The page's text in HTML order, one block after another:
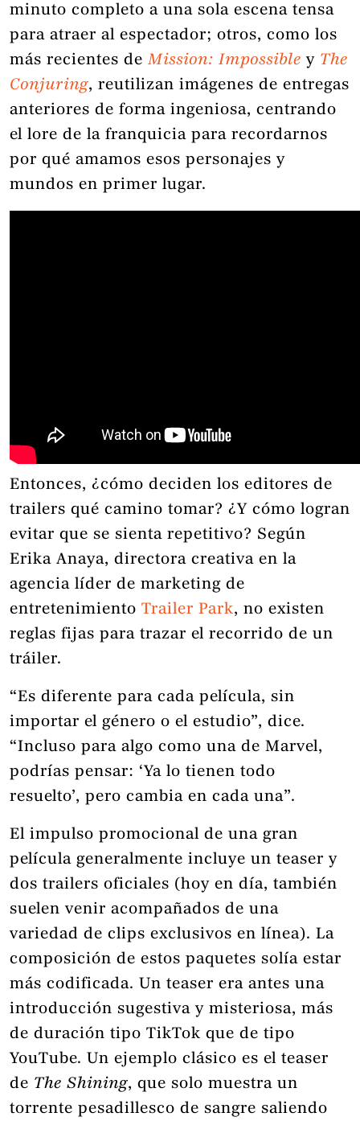
minuto completo a una sola escena tensa
para atraer al espectador; otros, como los
más recientes deMission: Impossible y The
Conjuring, reutilizan imágenes de entregas
anteriores de forma ingeniosa, centrando
el lore de la franquicia para recordarnos
por qué amamos esos personajes y
mundos en primer lugar.
Entonces, ¿cómo deciden los editores de
trailers qué camino tomar? ¿Y cómo logran
evitar que se sienta repetitivo? Según
Erika Anaya, directora creativa en la
agencia líder de marketing de
entretenimiento Trailer Park, no existen
reglas fijas para trazar el recorrido de un
tráiler.
“Es diferente para cada película, sin
importar el género o el estudio”, dice.
“Incluso para algo como una de Marvel,
podrías pensar: ‘Ya lo tienen todo
resuelto’, pero cambia en cada una”.
El impulso promocional de una gran
película generalmente incluye un teaser y
dos trailers oficiales (hoy en día, también
suelen venir acompañados de una
variedad de clips exclusivos en línea). La
composición de estos paquetes solía estar
más codificada. Un teaser era antes una
introducción sugestiva y misteriosa, más
de duración tipo TikTok que de tipo
YouTube. Un ejemplo clásico es el teaser
de The Shining, que solo muestra un
torrente pesadillesco de sangre saliendo